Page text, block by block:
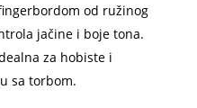
od ružinog
jačine i boje tona.
za hobiste i
sa torbom.